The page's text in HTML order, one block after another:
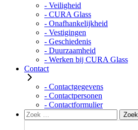
- Veiligheid
- CURA Glass
- Onafhankelijkheid
- Vestigingen
- Geschiedenis
- Duurzaamheid
- Werken bij CURA Glass
Contact
- Contactgegevens
- Contactpersonen
- Contactformulier
Zoeken
naar:
Zoek